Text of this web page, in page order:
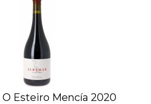
Esteiro Mencía 2020